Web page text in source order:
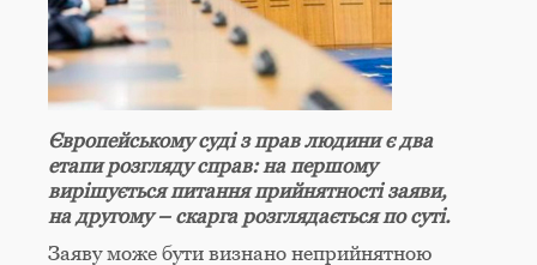
Європейському суді з прав людини є два
етапи розгляду справ: на першому
вирішується питання прийнятності заяви,
на другому – скарга розглядається по суті.
Заяву може бути визнано неприйнятною